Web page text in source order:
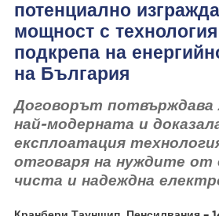
потенциално
мощност с
подкрепа на
на България
Договорът потвърждава
най-модерната и
експлоатация
отговаря на нуждите от
чиста и надеждна